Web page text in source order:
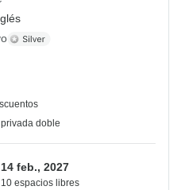
doble
14 feb., 2027
10 espacios libres